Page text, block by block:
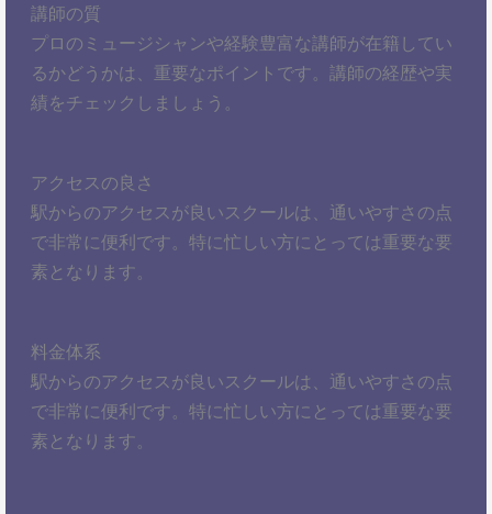
講師の質
プロのミュージシャンや経験豊富な講師が在籍してい
るかどうかは、重要なポイントです。講師の経歴や実
績をチェックしましょう。
アクセスの良さ
駅からのアクセスが良いスクールは、通いやすさの点
で非常に便利です。特に忙しい方にとっては重要な要
素となります。
料金体系
駅からのアクセスが良いスクールは、通いやすさの点
で非常に便利です。特に忙しい方にとっては重要な要
素となります。